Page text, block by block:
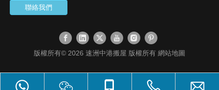
聯絡我們
版權所有© 2026 速洲中港搬屋 版權所有 網站地圖